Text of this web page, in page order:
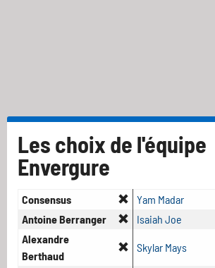
Les choix de l'équipe
Envergure
Consensus Yam Madar
Antoine Berranger
Isaiah Joe
Alexandre
Berthaud
Skylar Mays